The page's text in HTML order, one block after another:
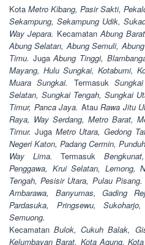
Kota Metro Kibang, Pasir Sakti,
Sekampung, Sekampung Udik,
Way Jepara. KecamatanAbung
Abung Selatan, Abung Semuli,
Timu. JugaAbung Tinggi,
Mayang, Hulu Sungkai, Kotabumi,
Muara Sungkai. TermasukSungkai
Selatan, Sungkai Tengah, Sungkai
Timur, Panca Jaya. AtauRawa Jitu
Raya, Way Serdang, Metro Barat,
Timur. JugaMetro Utara, Gedong
Negeri Katon, Padang Cermin,
Way Lima. Termasuk
Penggawa, Krui Selatan, Lemong,
Tengah, Pesisir Utara, Pulau Pisang.
Ambarawa, Banyumas, Gading
Pardasuka, Pringsewu,
Semuong.
KecamatanBulok, Cukuh Balak,
Kelumbayan Barat, Kota Agung,